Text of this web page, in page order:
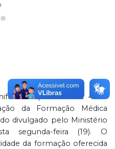
›
conquistou nota 4 no
da Formação Médica
divulgado pelo Ministério
segunda-feira (19). O
da formação oferecida